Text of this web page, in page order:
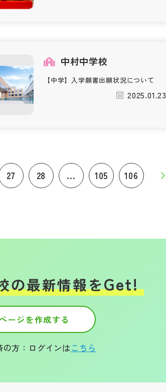
中村中学校
【中学】入学願書出願状況について
2025.01.23
27 28 ... 105 106
の最新情報をGet!
ージを作成する
の方：ログインはこちら